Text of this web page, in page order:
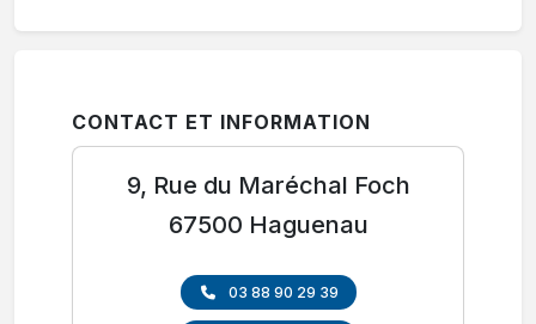
CONTACT ET INFORMATION
9, Rue du Maréchal Foch
67500 Haguenau
03 88 90 29 39